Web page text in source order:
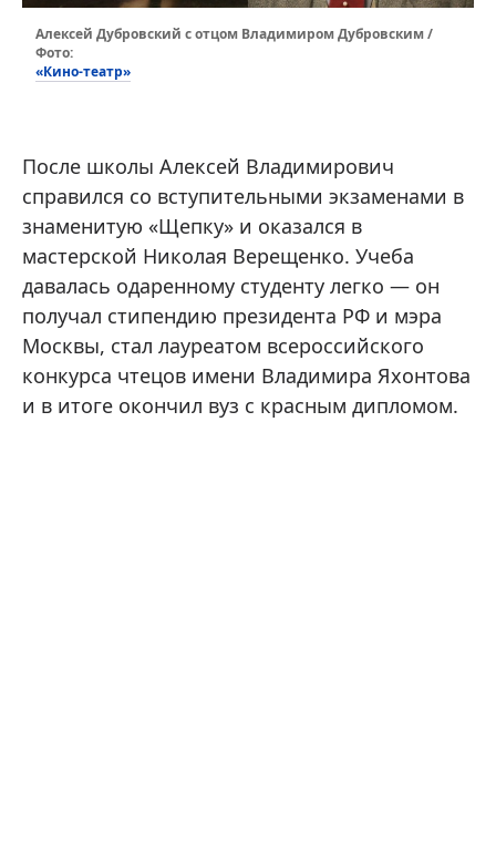
Алексей Дубровский с отцом Владимиром Дубровским /
Фото:
«Кино-театр»
После школы Алексей Владимирович
справился со вступительными экзаменами в
знаменитую «Щепку» и оказался в
мастерской Николая Верещенко. Учеба
давалась одаренному студенту легко — он
получал стипендию президента РФ и мэра
Москвы, стал лауреатом всероссийского
конкурса чтецов имени Владимира Яхонтова
и в итоге окончил вуз с красным дипломом.